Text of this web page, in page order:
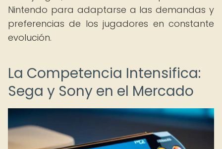
Nintendo para adaptarse a las demandas y
preferencias de los jugadores en constante
evolución.
La Competencia Intensifica:
Sega y Sony en el Mercado